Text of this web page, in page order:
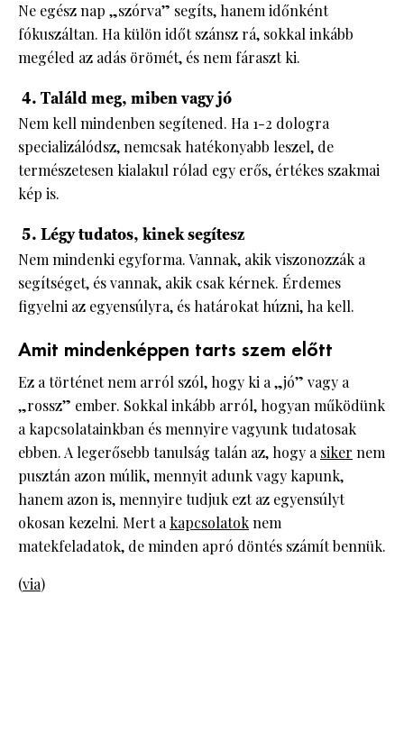
Ne egész nap „szórva” segíts, hanem időnként
fókuszáltan. Ha külön időt szánsz rá, sokkal inkább
megéled az adás örömét, és nem fáraszt ki.
4. Találd meg, miben vagy jó
Nem kell mindenben segítened. Ha 1-2 dologra
specializálódsz, nemcsak hatékonyabb leszel, de
természetesen kialakul rólad egy erős, értékes szakmai
kép is.
5. Légy tudatos, kinek segítesz
Nem mindenki egyforma. Vannak, akik viszonozzák a
segítséget, és vannak, akik csak kérnek. Érdemes
figyelni az egyensúlyra, és határokat húzni, ha kell.
Amit mindenképpen tarts szem előtt
Ez a történet nem arról szól, hogy ki a „jó” vagy a
„rossz” ember. Sokkal inkább arról, hogyan működünk
a kapcsolatainkban és mennyire vagyunk tudatosak
ebben. A legerősebb tanulság talán az, hogy asiker nem
pusztán azon múlik, mennyit adunk vagy kapunk,
hanem azon is, mennyire tudjuk ezt az egyensúlyt
okosan kezelni. Mert akapcsolatoknem
matekfeladatok, de minden apró döntés számít bennük.
(via)